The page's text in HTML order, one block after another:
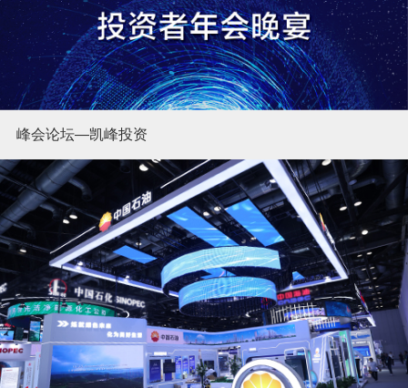
峰会论坛—凯峰投资